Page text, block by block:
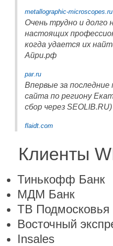
metallographic-microscopes.ru
Очень трудно и
настоящих
когда удается их
Айри.рф
par.ru
Впервые за последние
сайта по региону
сбор через
flaidt.com
Клиенты
Тинькофф Банк
МДМ Банк
ТВ Подмосковья
Восточный
Insales